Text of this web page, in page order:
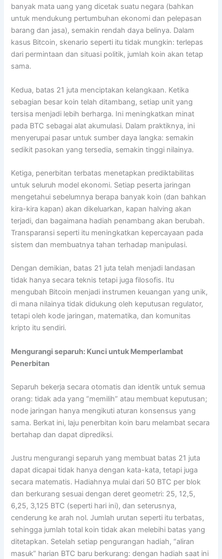
banyak mata uang yang dicetak suatu negara (bahkan
untuk mendukung pertumbuhan ekonomi dan pelepasan
barang dan jasa), semakin rendah daya belinya. Dalam
kasus Bitcoin, skenario seperti itu tidak mungkin: terlepas
dari permintaan dan situasi politik, jumlah koin akan tetap
sama.
Kedua, batas 21 juta menciptakan kelangkaan. Ketika
sebagian besar koin telah ditambang, setiap unit yang
tersisa menjadi lebih berharga. Ini meningkatkan minat
pada BTC sebagai alat akumulasi. Dalam praktiknya, ini
menyerupai pasar untuk sumber daya langka: semakin
sedikit pasokan yang tersedia, semakin tinggi nilainya.
Ketiga, penerbitan terbatas menetapkan prediktabilitas
untuk seluruh model ekonomi. Setiap peserta jaringan
mengetahui sebelumnya berapa banyak koin (dan bahkan
kira-kira kapan) akan dikeluarkan, kapan halving akan
terjadi, dan bagaimana hadiah penambang akan berubah.
Transparansi seperti itu meningkatkan kepercayaan pada
sistem dan membuatnya tahan terhadap manipulasi.
Dengan demikian, batas 21 juta telah menjadi landasan
tidak hanya secara teknis tetapi juga filosofis. Itu
mengubah Bitcoin menjadi instrumen keuangan yang unik,
di mana nilainya tidak didukung oleh keputusan regulator,
tetapi oleh kode jaringan, matematika, dan komunitas
kripto itu sendiri.
Mengurangi separuh: Kunci untuk Memperlambat
Penerbitan
Separuh bekerja secara otomatis dan identik untuk semua
orang: tidak ada yang “memilih” atau membuat keputusan;
node jaringan hanya mengikuti aturan konsensus yang
sama. Berkat ini, laju penerbitan koin baru melambat secara
bertahap dan dapat diprediksi.
Justru mengurangi separuh yang membuat batas 21 juta
dapat dicapai tidak hanya dengan kata-kata, tetapi juga
secara matematis. Hadiahnya mulai dari 50 BTC per blok
dan berkurang sesuai dengan deret geometri: 25, 12,5,
6,25, 3,125 BTC (seperti hari ini), dan seterusnya,
cenderung ke arah nol. Jumlah urutan seperti itu terbatas,
sehingga jumlah total koin tidak akan melebihi batas yang
ditetapkan. Setelah setiap pengurangan hadiah, “aliran
masuk” harian BTC baru berkurang: dengan hadiah saat ini